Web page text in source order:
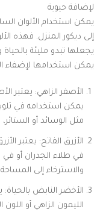
يمكن استخدام الألوان
إلى ديكور المنزل. فهذه
يجعلها تبدو مليئة
يمكن استخدامها لإضفاء
الأصفر الزاهي: يعتبر
يمكن استخدامه في
مثل الوسائد أو
الأزرق الفاتح: يعتبر
في طلاء الجدران أو في
والاسترخاء إلى المساحة.
الأخضر النابض
الليمون الزاهي أو